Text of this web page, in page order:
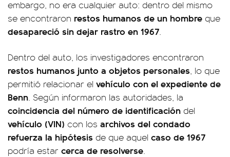
embargo, no era cualquier auto: dentro del mismo
se encontraron restos humanos de un hombre que
desapareció sin dejar rastro en 1967.
Dentro del auto, los investigadores encontraron
restos humanos junto a objetos personales, lo que
permitió relacionar el vehículo con el expediente de
Benn. Según informaron las autoridades, la
coincidencia del número de identificación del
vehículo (VIN) con los archivos del condado
refuerza la hipótesis de que aquel caso de 1967
podría estar cerca de resolverse.